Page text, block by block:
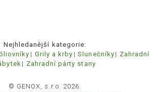
Nejhledanější kategorie:
Grily a krby Slunečníky
Zahradní
Zahradní párty stany
© GENOX, s.r.o. 2026.